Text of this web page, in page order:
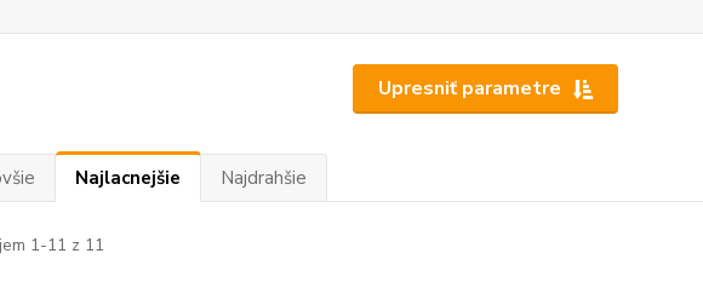
Upresniť parametre
Najlacnejšie Najdrahšie
1-11 z 11